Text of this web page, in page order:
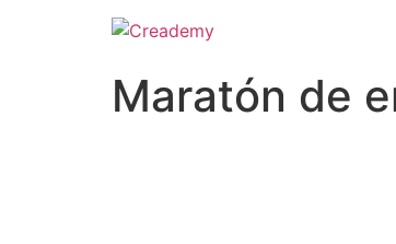
Maratón de